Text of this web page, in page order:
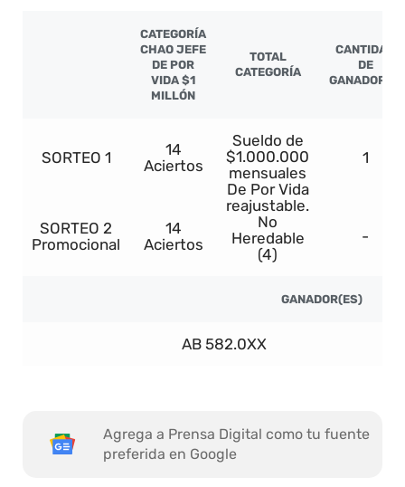
CATEGORÍA
CHAO JEFE
DE POR
VIDA $1
MILLÓN
TOTAL
CATEGORÍA
CANTIDAD
DE
GANADORES
SORTEO 1
14
Aciertos
Sueldo de
$1.000.000
mensuales
De Por Vida
reajustable.
No
Heredable
(4)
1
SORTEO 2
Promocional
14
Aciertos
-
GANADOR(ES)
AB 582.0XX
Agrega a Prensa Digital como tu fuente
preferida en Google